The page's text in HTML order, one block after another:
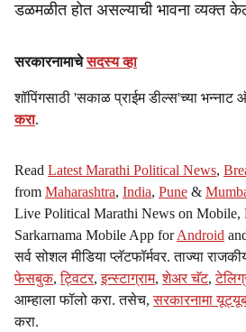
डळमळीत होत असल्याची भावना व्यक्त
सरकारनामाचेसदस्य व्हा
शॉपिंगसाठी 'सकाळ प्राईम डील्स'च्या भन्नाट
करा.
Read Latest Marathi Political News,
from Maharashtra, India, Pune &
Live Political Marathi News on Mobile,
Sarkarnama Mobile App forAndroid
सर्व सोशल मीडिया प्लॅटफॉर्मवर. ताज्या
फेसबुक,ट्विटर,इन्स्टाग्राम,शेअर चॅट,
आम्हाला फॉलो करा. तसेच,सरकारनामा
करा.